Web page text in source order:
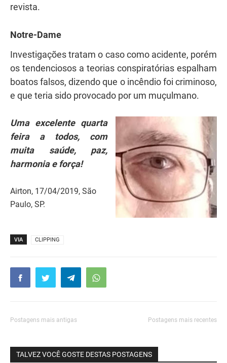
revista.
Notre-Dame
Investigações tratam o caso como acidente, porém
os tendenciosos a teorias conspiratórias espalham
boatos falsos, dizendo que o incêndio foi criminoso,
e que teria sido provocado por um muçulmano.
Uma excelente quarta
feira a todos, com
muita saúde, paz,
harmonia e força!
Airton, 17/04/2019, São
Paulo, SP.
VIA CLIPPING
Postagens mais antigas Postagens mais recentes
TALVEZ VOCÊ GOSTE DESTAS POSTAGENS